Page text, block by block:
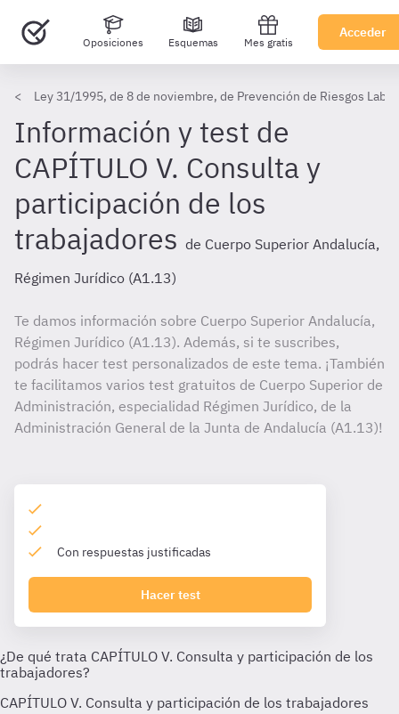
Oposiciones Esquemas Mes gratis
Acceder
Ley 31/1995, de 8 de noviembre, de Prevención de Riesgos
Información y test de
CAPÍTULO V. Consulta y
participación de los
trabajadores de Cuerpo Superior Andalucía,
Régimen Jurídico (A1.13)
Te damos información sobre Cuerpo Superior Andalucía,
Régimen Jurídico (A1.13). Además, si te suscribes,
podrás hacer test personalizados de este tema. ¡También
te facilitamos varios test gratuitos de Cuerpo Superior de
Administración, especialidad Régimen Jurídico, de la
Administración General de la Junta de Andalucía (A1.13)!
Con respuestas justificadas
Hacer test